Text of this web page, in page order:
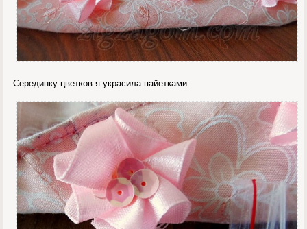
Серединку цветков я украсила пайетками.